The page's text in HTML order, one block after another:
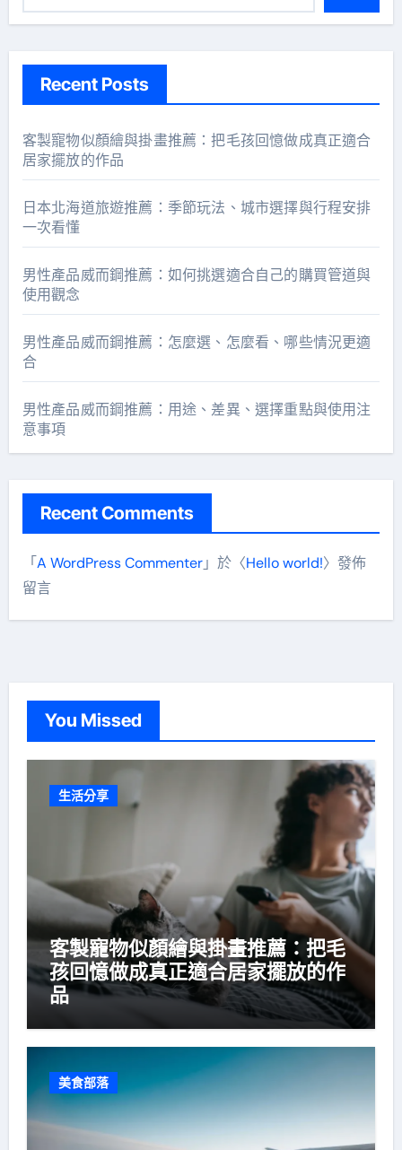
Recent Posts
客製寵物似顏繪與掛畫推薦：把毛孩回憶做成真正適合
居家擺放的作品
日本北海道旅遊推薦：季節玩法、城市選擇與行程安排
一次看懂
男性產品威而鋼推薦：如何挑選適合自己的購買管道與
使用觀念
男性產品威而鋼推薦：怎麼選、怎麼看、哪些情況更適
合
男性產品威而鋼推薦：用途、差異、選擇重點與使用注
意事項
Recent Comments
「A WordPress Commenter」於〈Hello world!〉發佈
留言
You Missed
生活分享
客製寵物似顏繪與掛畫推薦：把毛
孩回憶做成真正適合居家擺放的作
品
美食部落